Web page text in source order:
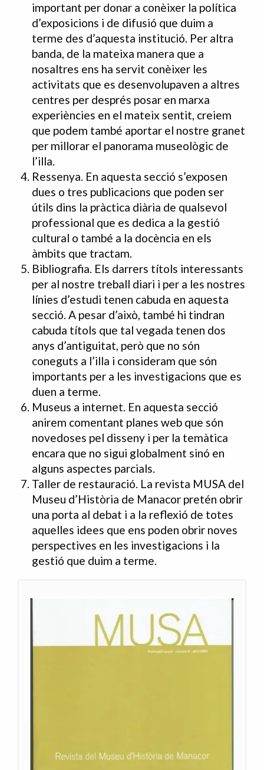
important per donar a conèixer la política
d’exposicions i de difusió que duim a
terme des d’aquesta institució. Per altra
banda, de la mateixa manera que a
nosaltres ens ha servit conèixer les
activitats que es desenvolupaven a altres
centres per després posar en marxa
experiències en el mateix sentit, creiem
que podem també aportar el nostre granet
per millorar el panorama museològic de
l’illa.
Ressenya. En aquesta secció s’exposen
dues o tres publicacions que poden ser
útils dins la pràctica diària de qualsevol
professional que es dedica a la gestió
cultural o també a la docència en els
àmbits que tractam.
Bibliografia. Els darrers títols interessants
per al nostre treball diari i per a les nostres
línies d’estudi tenen cabuda en aquesta
secció. A pesar d’això, també hi tindran
cabuda títols que tal vegada tenen dos
anys d’antiguitat, però que no són
coneguts a l’illa i consideram que són
importants per a les investigacions que es
duen a terme.
Museus a internet. En aquesta secció
anirem comentant planes web que són
novedoses pel disseny i per la temàtica
encara que no sigui globalment sinó en
alguns aspectes parcials.
Taller de restauració. La revista MUSA del
Museu d’Història de Manacor pretén obrir
una porta al debat i a la reflexió de totes
aquelles idees que ens poden obrir noves
perspectives en les investigacions i la
gestió que duim a terme.